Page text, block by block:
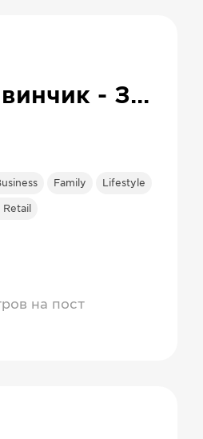
Леонардо Дайвинчик - Знакомства
Family Lifestyle
на пост